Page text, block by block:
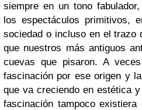
siempre en un tono
los espectáculos primitivos,
sociedad o incluso en el trazo
que nuestros más antiguos
cuevas que pisaron. A
fascinación por ese origen y
que va creciendo en estética
fascinación tampoco